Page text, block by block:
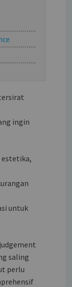
ingin
estetika,
untuk
saling
perlu